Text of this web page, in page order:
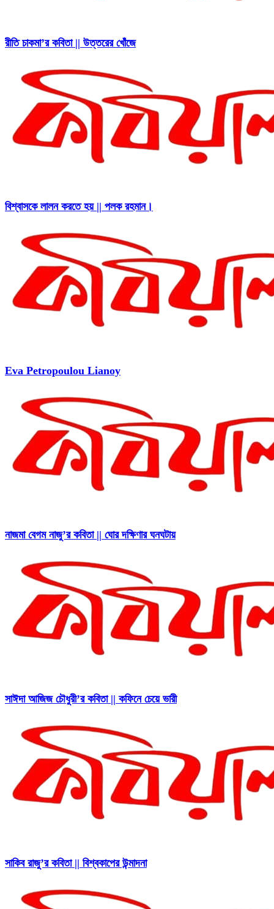
রীতি চাকমা’র কবিতা || উত্তরের খোঁজে
বিশ্বাসকে লালন করতে হয় || পলক রহমান।
Eva Petropoulou Lianoy
নাজমা বেগম নাজু’র কবিতা || ঘোর দক্ষিণার ঘনঘটায়
সাঈদা আজিজ চৌধুরী’র কবিতা || কফিনে চেয়ে ভারী
সাকিব রাজু’র কবিতা || বিশ্বকাপের উন্মাদনা